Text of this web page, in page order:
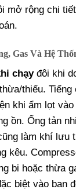
mở rộng chi
Gas Và Hệ
chạyđôi khi
thiếu. Tiếng
khi ẩm lọt
ồn. Ống tản
làm khí lưu
kêu.
bi hoặc thừa
biệt vào ban